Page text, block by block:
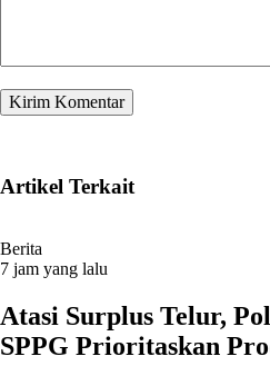
Artikel Terkait
Berita
7 jam yang lalu
Atasi Surplus Telur,
SPPG Prioritaskan